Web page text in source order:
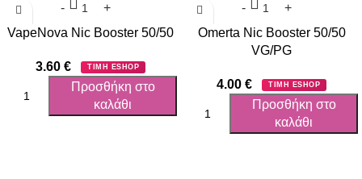
VapeNova Nic Booster 50/50
3.60 € ΤΙΜΗ ESHOP
Προσθήκη στο
καλάθι
Omerta Nic Booster 50/50
VG/PG
4.00 € ΤΙΜΗ ESHOP
Προσθήκη στο
καλάθι